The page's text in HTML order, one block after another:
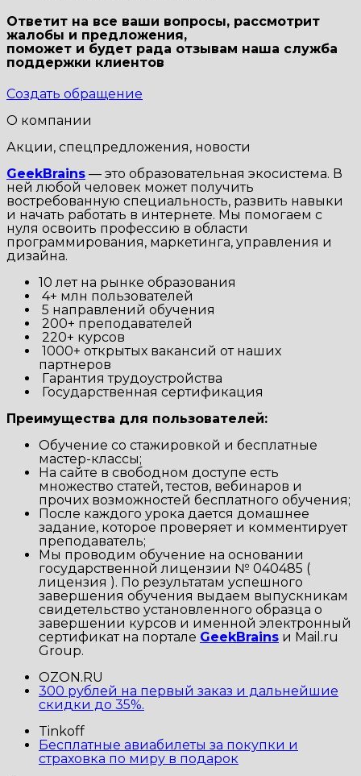
Ответит на все ваши вопросы, рассмотрит
жалобы и предложения,
поможет и будет рада отзывам наша служба
поддержки клиентов
Создать обращение
О компании
Акции, спецпредложения, новости
GeekBrains — это образовательная экосистема. В
ней любой человек может получить
востребованную специальность, развить навыки
и начать работать в интернете. Мы помогаем с
нуля освоить профессию в области
программирования, маркетинга, управления и
дизайна.
10 лет на рынке образования
4+ млн пользователей
5 направлений обучения
200+ преподавателей
220+ курсов
1000+ открытых вакансий от наших
партнеров
Гарантия трудоустройства
Государственная сертификация
Преимущества для пользователей:
Обучение со стажировкой и бесплатные
мастер-классы;
На сайте в свободном доступе есть
множество статей, тестов, вебинаров и
прочих возможностей бесплатного обучения;
После каждого урока дается домашнее
задание, которое проверяет и комментирует
преподаватель;
Мы проводим обучение на основании
государственной лицензии № 040485 (
лицензия ). По результатам успешного
завершения обучения выдаем выпускникам
свидетельство установленного образца о
завершении курсов и именной электронный
сертификат на портале GeekBrains и Mail.ru
Group.
OZON.RU
300 рублей на первый заказ и дальнейшие
скидки до 35%.
Tinkoff
Бесплатные авиабилеты за покупки и
страховка по миру в подарок